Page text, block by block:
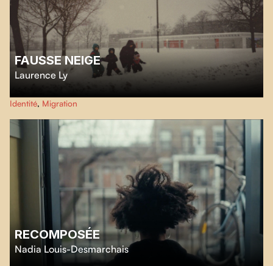
FAUSSE NEIGE
Laurence Ly
Une série de photos servant de correspondances familiales entre le Canada
et le Cambodge a été partagée à une hirondelle.
Identité, Migration
RECOMPOSÉE
Nadia Louis-Desmarchais